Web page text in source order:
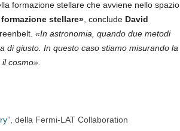
formazione stellare che avviene nello spazio
stellare», conclude David
«In astronomia, quando due metodi
di giusto. In questo caso stiamo misurando la
cosmo».
, della Fermi-LAT Collaboration